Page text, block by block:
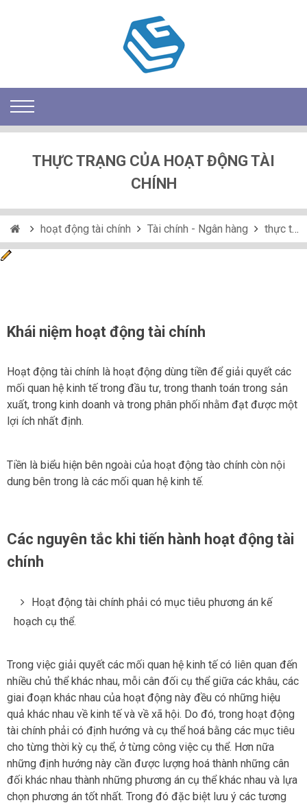
THỰC TRẠNG CỦA HOẠT ĐỘNG TÀI
CHÍNH
hoạt động tài chính Tài chính - Ngân hàng thực trạng
Khái niệm hoạt động tài chính
Hoạt động tài chính là hoạt động dùng tiền để giải quyết các
mối quan hệ kinh tế trong đầu tư, trong thanh toán trong sản
xuất, trong kinh doanh và trong phân phối nhằm đạt được một
lợi ích nhất định.
Tiền là biểu hiện bên ngoài của hoạt động tào chính còn nội
dung bên trong là các mối quan hệ kinh tế.
Các nguyên tắc khi tiến hành hoạt động tài
chính
Hoạt động tài chính phải có mục tiêu phương án kế
hoạch cụ thể.
Trong việc giải quyết các mối quan hệ kinh tế có liên quan đến
nhiều chủ thể khác nhau, mỗi cân đối cụ thể giữa các khâu, các
giai đoạn khác nhau của hoạt động này đều có những hiệu
quả khác nhau về kinh tế và về xã hội. Do đó, trong hoạt động
tài chính phải có định hướng và cụ thể hoá bằng các mục tiêu
cho từng thời kỳ cụ thể, ở từng công việc cụ thể. Hơn nữa
những định hướng này cần được lượng hoá thành những cân
đối khác nhau thành những phương án cụ thể khác nhau và lựa
chọn phương án tốt nhất. Trong đó đặc biệt lưu ý các tương